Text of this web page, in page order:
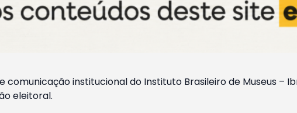
comunicação institucional do Instituto Brasileiro de Museus –
eleitoral.